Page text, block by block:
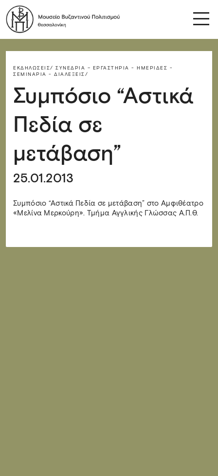
ΕΚΔΗΛΏΣΕΙΣ/ ΣΥΝΈΔΡΙΑ – ΕΡΓΑΣΤΉΡΙΑ - ΗΜΕΡΊΔΕΣ -
ΣΕΜΙΝΆΡΙΑ - ΔΙΑΛΈΞΕΙΣ/
Συμπόσιο “Αστικά
Πεδία σε
μετάβαση”
25.01.2013
Συμπόσιο “Αστικά Πεδία σε μετάβαση” στο Αμφιθέατρο
«Μελίνα Μερκούρη». Τμήμα Αγγλικής Γλώσσας Α.Π.Θ.